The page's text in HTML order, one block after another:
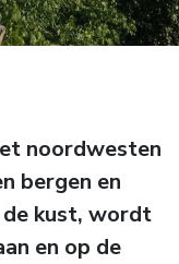
noordwesten
bergen en
de kust, wordt
en op de